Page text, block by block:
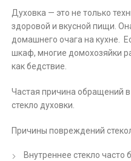
Духовка — это не только
здоровой и вкусной пищи.
домашнего очага на кухне.
шкаф, многие домохозяйки
как бедствие.
Частая причина обращений
стекло духовки.
Причины повреждений
Внутреннее стекло часто